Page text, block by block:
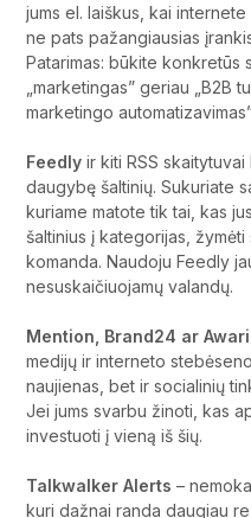
jums el. laiškus, kai
ne pats pažangiausias
Patarimas: būkite konkretūs
„marketingas” geriau „B2B
marketingo
Feedly ir kiti RSS
daugybę šaltinių. Sukuriate
kuriame matote tik tai, kas
šaltinius į kategorijas,
komanda. Naudoju Feedly
nesuskaičiuojamų valandų.
Mention, Brand24 ar
medijų ir interneto
naujienas, bet ir socialinių
Jei jums svarbu žinoti, kas
investuoti į vieną iš šių.
Talkwalker Alerts –
kuri dažnai randa daugiau